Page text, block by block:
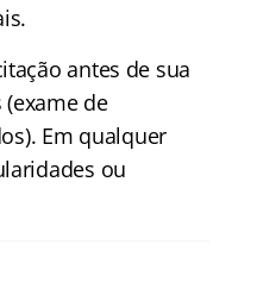
antes de sua
de
Em qualquer
ou